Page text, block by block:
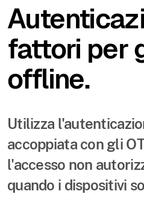
fattori per
offline.
Utilizza
accoppiata con gli
l'accesso non
quando i dispositivi